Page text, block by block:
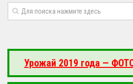
Урожай 2019 года —